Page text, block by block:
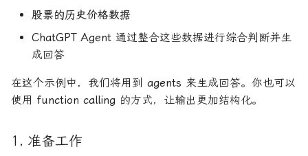
股票的历史价格数据
ChatGPT Agent 通过整合这些数据进行综合判断并生
成回答
在这个示例中，我们将用到 agents 来生成回答。你也可以
使用 function calling 的方式，让输出更加结构化。
1. 准备工作